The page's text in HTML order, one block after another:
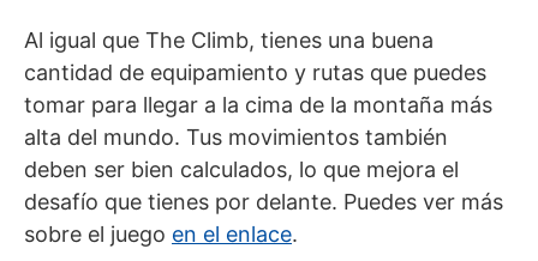
Al igual que The Climb, tienes una buena
cantidad de equipamiento y rutas que puedes
tomar para llegar a la cima de la montaña más
alta del mundo. Tus movimientos también
deben ser bien calculados, lo que mejora el
desafío que tienes por delante. Puedes ver más
sobre el juego en el enlace.